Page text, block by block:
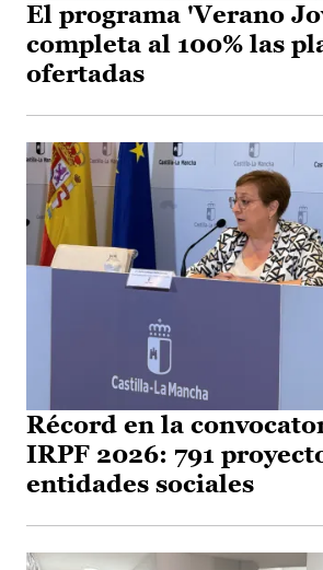
El programa 'Verano
completa al 100% las
ofertadas
Récord en la
IRPF 2026: 791
entidades sociales